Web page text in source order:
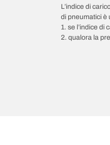
L’indice di
di pneumatici è
1. se l’indice
2. qualora la